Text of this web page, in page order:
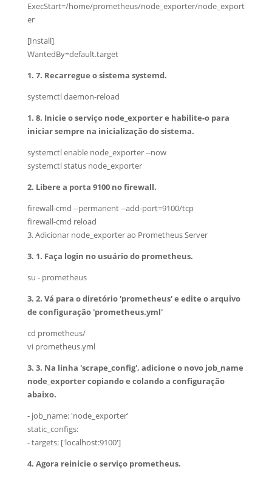
ExecStart=/home/prometheus/node_exporter/node_export
er
[Install]
WantedBy=default.target
1. 7. Recarregue o sistema systemd.
systemctl daemon-reload
1. 8. Inicie o serviço node_exporter e habilite-o para
iniciar sempre na inicialização do sistema.
systemctl enable node_exporter --now
systemctl status node_exporter
2. Libere a porta 9100 no firewall.
firewall-cmd --permanent --add-port=9100/tcp
firewall-cmd reload
3. Adicionar node_exporter ao Prometheus Server
3. 1. Faça login no usuário do prometheus.
su - prometheus
3. 2. Vá para o diretório 'prometheus' e edite o arquivo
de configuração 'prometheus.yml'
cd prometheus/
vi prometheus.yml
3. 3. Na linha 'scrape_config', adicione o novo job_name
node_exporter copiando e colando a configuração
abaixo.
- job_name: 'node_exporter'
static_configs:
- targets: ['localhost:9100']
4. Agora reinicie o serviço prometheus.